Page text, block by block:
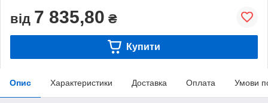
від 7 835,80 ₴
Купити
Опис Характеристики Доставка Оплата Умови